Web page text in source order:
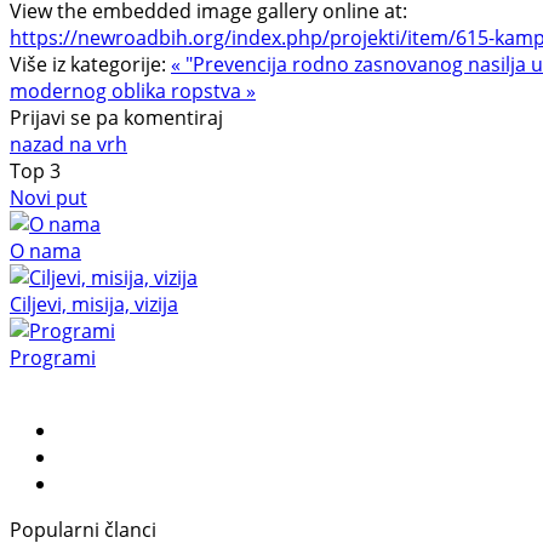
View the embedded image gallery online at:
https://newroadbih.org/index.php/projekti/item/615-
Više iz kategorije: « "Prevencija rodno zasnovanog nasilja
modernog oblika ropstva »
Prijavi se pa komentiraj
nazad na vrh
Top 3
Novi put
O nama
Ciljevi, misija, vizija
Programi
Popularni članci